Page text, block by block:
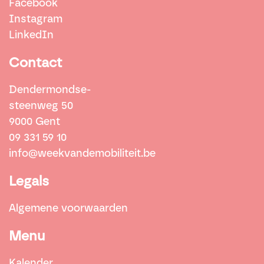
Facebook
Instagram
LinkedIn
Contact
Dendermondse-
steenweg 50
9000 Gent
09 331 59 10
info@weekvandemobiliteit.be
Legals
Algemene voorwaarden
Menu